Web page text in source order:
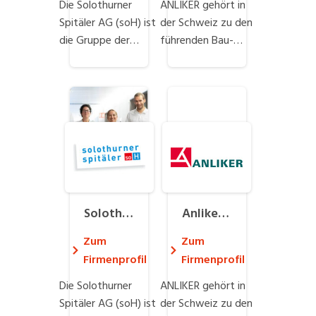
Die Solothurner
Spitäler AG (soH) ist
die Gruppe der
gehören das
Bürgerspital
Solothurn, das
Kantonsspital Olten,
das Spital Dornach,
Dienste und
verschiedene
ambulante
Angebote. Über
4500
Mitarbeitenden aus
den verschiedensten
ANLIKER gehört in
der Schweiz zu den
führenden Bau-
den Regionen
Zentralschweiz,
Basel, Bern und
ANLIKER Projekte
Grossunternehmen,
den Bund und
Kantone sowie
zahlreiche andere
Auftraggeber. Über
Solothu
rner Spi
täler AG
Zum
Firmenprofil
Die Solothurner
Spitäler AG (soH) ist
Anliker
Firmeng
ruppe
Zum
Firmenprofil
ANLIKER gehört in
der Schweiz zu den